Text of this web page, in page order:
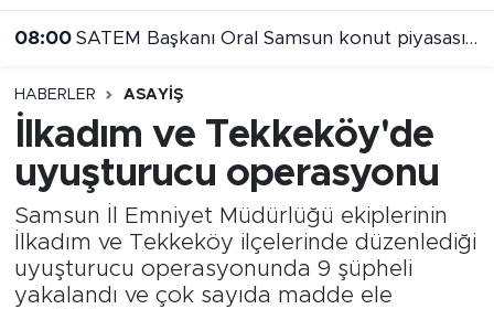
08:00 SATEM Başkanı Oral Samsun konut piyasasını değerlendirdi
HABERLER ASAYIŞ
İlkadım ve Tekkeköy'de
uyuşturucu operasyonu
Samsun İl Emniyet Müdürlüğü ekiplerinin
İlkadım ve Tekkeköy ilçelerinde düzenlediği
uyuşturucu operasyonunda 9 şüpheli
yakalandı ve çok sayıda madde ele
Samsun Namaz Vakitleri
Trafik Durumu
Süper Lig Puan Durumu ve Fikstür
Tüm Manşetler
Son Dakika Haberleri